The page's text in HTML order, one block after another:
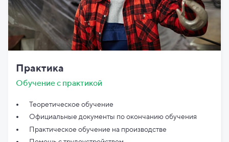
Практика
Обучение с практикой
Теоретическое обучение
Официальные документы поокончанию обучения
Практическое обучение на производстве